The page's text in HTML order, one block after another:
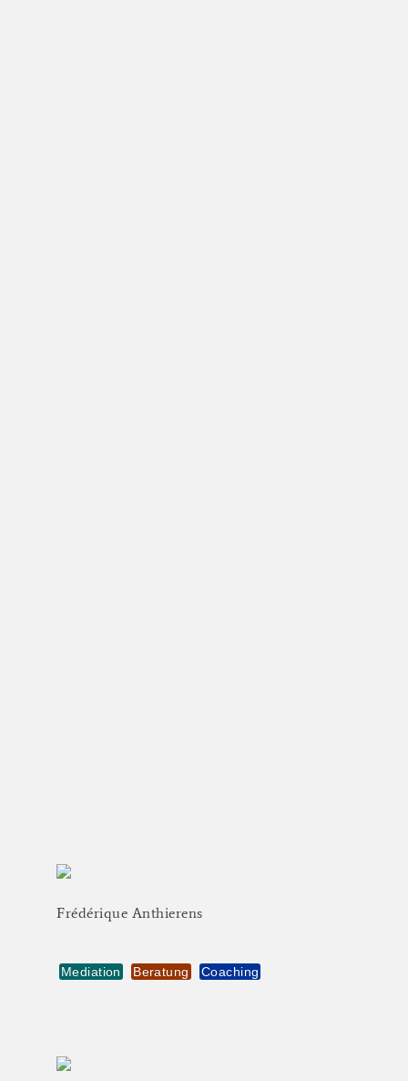
Frédérique Anthierens
Mediation Beratung Coaching